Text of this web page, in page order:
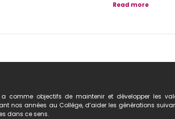
Read more
a comme objectifs de maintenir et développer les
nos années au Collège, d’aider les générations
dans ce sens.